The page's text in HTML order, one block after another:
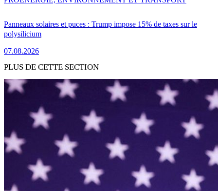
Panneaux solaires et puces : Trump impose 15% de taxes sur le
polysilicium
07.08.2026
PLUS DE CETTE SECTION